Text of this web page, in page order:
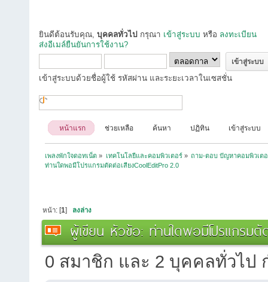
ยินดีต้อนรับคุณ, บุคคลทั่วไป กรุณา เข้าสู่ระบบ หรือ ลงทะเบียน
ส่งอีเมล์ยืนยันการใช้งาน?
เข้าสู่ระบบด้วยชื่อผู้ใช้ รหัสผ่าน และระยะเวลาในเซสชั่น
หน้าแรก ช่วยเหลือ ค้นหา ปฏิทิน เข้าสู่ระบบ
เพลงพักใจดอทเน็ต » เทคโนโลยีและคอมพิวเตอร์» ถาม-ตอบ ปัญหาคอมพิวเต
ท่านใดพอมีโปรแกรมตัดต่อเสียงCoolEditPro 2.0
หน้า: [1] ลงล่าง
ผู้เขียน หัวข้อ: ท่านใดพอมีโปรแกรม
0 สมาชิก และ 2 บุคคลทั่วไป